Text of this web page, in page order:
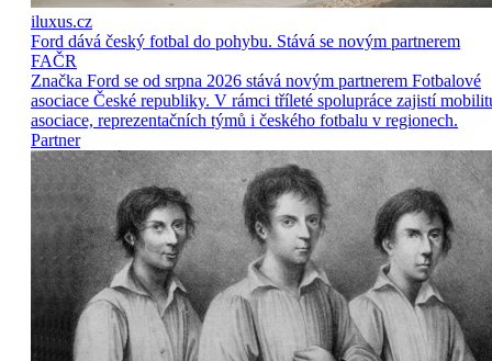
iluxus.cz
Ford dává český fotbal do pohybu. Stává se novým partnerem
FAČR
Značka Ford se od srpna 2026 stává novým partnerem Fotbalové
asociace České republiky. V rámci tříleté spolupráce zajistí
asociace, reprezentačních týmů i českého fotbalu v regionech.
Partner